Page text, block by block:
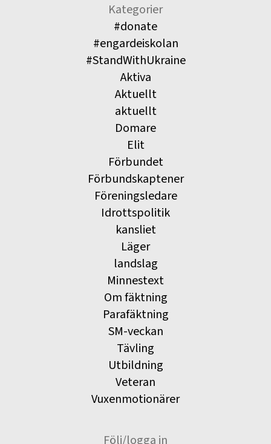
Kategorier
#donate
#engardeiskolan
#StandWithUkraine
Aktiva
Aktuellt
aktuellt
Domare
Elit
Förbundet
Förbundskaptener
Föreningsledare
Idrottspolitik
kansliet
Läger
landslag
Minnestext
Om fäktning
Parafäktning
SM-veckan
Tävling
Utbildning
Veteran
Vuxenmotionärer
Följ/logga in